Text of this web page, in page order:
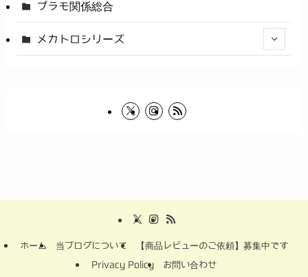
プラモ関係総合
メカトロシリーズ
ホーム 当ブログについて
【商品レビューのご依頼】募集中です
Privacy Policy
お問い合わせ